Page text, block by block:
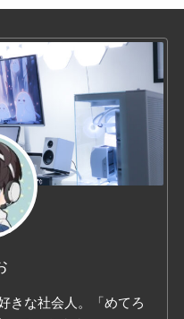
きな社会人。「めてろ